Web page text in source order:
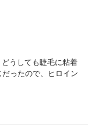
うしても睫毛に粘着
ったので、ヒロイン